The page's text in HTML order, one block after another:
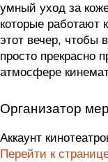
умный уход за
которые работают
этот вечер, чтобы
просто прекрасно
атмосфере
Организатор
Аккаунт
Перейти к